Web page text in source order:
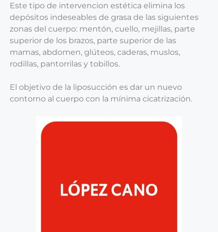
Este tipo de intervencion estética elimina los
depósitos indeseables de grasa de las siguientes
zonas del cuerpo: mentón, cuello, mejillas, parte
superior de los brazos, parte superior de las
mamas, abdomen, glúteos, caderas, muslos,
rodillas, pantorrilas y tobillos.
El objetivo de la liposucción es dar un nuevo
contorno al cuerpo con la mínima cicatrización.